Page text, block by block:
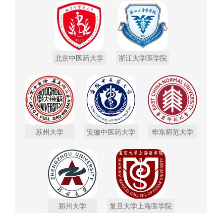
北京中医药大学 浙江大学医学院
苏州大学 安徽中医药大学 华东师范大学
郑州大学 复旦大学上海医学院